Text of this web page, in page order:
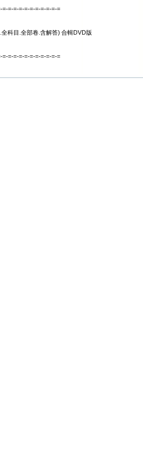
=-=-=-=-=-=-=-=-=-=-=
科目.全部卷.含解答) 合輯DVD版
=-=-=-=-=-=-=-=-=-=-=